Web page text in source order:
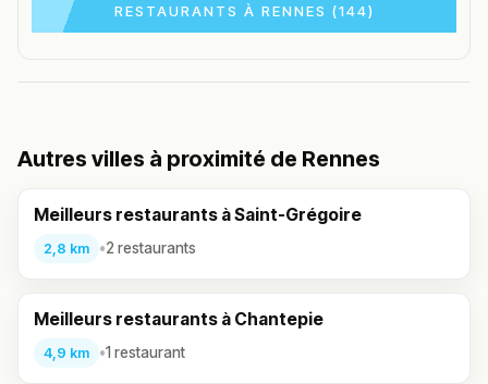
RESTAURANTS À RENNES (144)
Autres villes à proximité de Rennes
Meilleurs restaurants à Saint-Grégoire
2,8 km •2 restaurants
Meilleurs restaurants à Chantepie
4,9 km •1 restaurant